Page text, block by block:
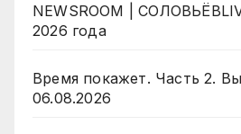
NEWSROOM |
2026 года
Время покажет. Часть 2.
06.08.2026